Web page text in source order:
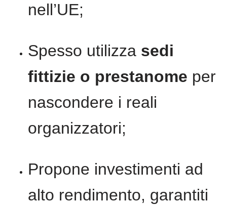
nell’UE;
Spesso utilizza sedi
fittizie o prestanome per
nascondere i reali
organizzatori;
Propone investimenti ad
alto rendimento, garantiti